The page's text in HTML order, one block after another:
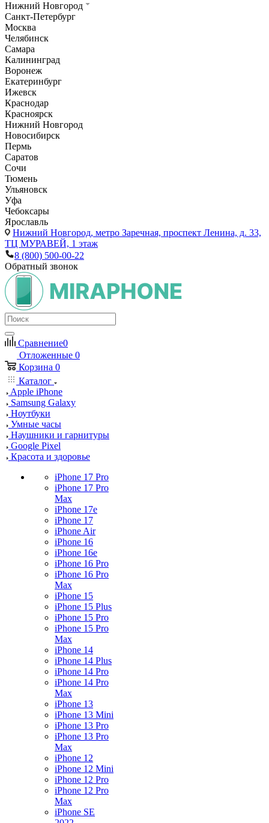
Нижний Новгород
Санкт-Петербург
Москва
Челябинск
Самара
Калининград
Воронеж
Екатеринбург
Ижевск
Краснодар
Красноярск
Нижний Новгород
Новосибирск
Пермь
Саратов
Сочи
Тюмень
Ульяновск
Уфа
Чебоксары
Ярославль
Нижний Новгород, метро Заречная, проспект Ленина, д. 33,
ТЦ МУРАВЕЙ, 1 этаж
8 (800) 500-00-22
Обратный звонок
Сравнение0
Отложенные 0
Корзина 0
Каталог
Apple iPhone
Samsung Galaxy
Ноутбуки
Умные часы
Наушники и гарнитуры
Google Pixel
Красота и здоровье
iPhone 17 Pro
iPhone 17 Pro
Max
iPhone 17e
iPhone 17
iPhone Air
iPhone 16
iPhone 16e
iPhone 16 Pro
iPhone 16 Pro
Max
iPhone 15
iPhone 15 Plus
iPhone 15 Pro
iPhone 15 Pro
Max
iPhone 14
iPhone 14 Plus
iPhone 14 Pro
iPhone 14 Pro
Max
iPhone 13
iPhone 13 Mini
iPhone 13 Pro
iPhone 13 Pro
Max
iPhone 12
iPhone 12 Mini
iPhone 12 Pro
iPhone 12 Pro
Max
iPhone SE